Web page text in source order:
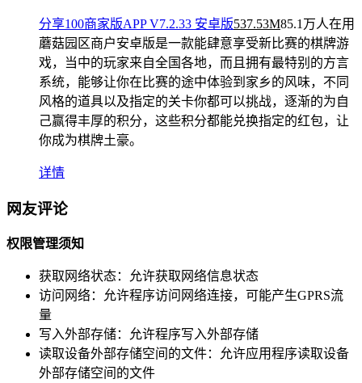
分享100商家版APP V7.2.33 安卓版537.53M85.1万人在用
蘑菇园区商户安卓版是一款能肆意享受新比赛的棋牌游
戏，当中的玩家来自全国各地，而且拥有最特别的方言
系统，能够让你在比赛的途中体验到家乡的风味，不同
风格的道具以及指定的关卡你都可以挑战，逐渐的为自
己赢得丰厚的积分，这些积分都能兑换指定的红包，让
你成为棋牌土豪。
详情
网友评论
权限管理须知
获取网络状态：
允许获取网络信息状态
访问网络：
允许程序访问网络连接，可能产生GPRS流
量
写入外部存储：
允许程序写入外部存储
读取设备外部存储空间的文件：
允许应用程序读取设备
外部存储空间的文件